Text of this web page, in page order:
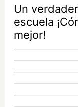
Un
escuela
mejor!